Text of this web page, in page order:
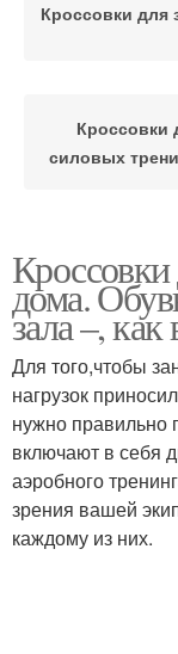
Кроссовки для
Кроссовки
силовых
Кроссовки для
Кроссовки
Кроссовки
дома.
зала –,
Для того,чтобы
нагрузок
нужно правильно
включают в себя
аэробного
зрения вашей
каждому из них.